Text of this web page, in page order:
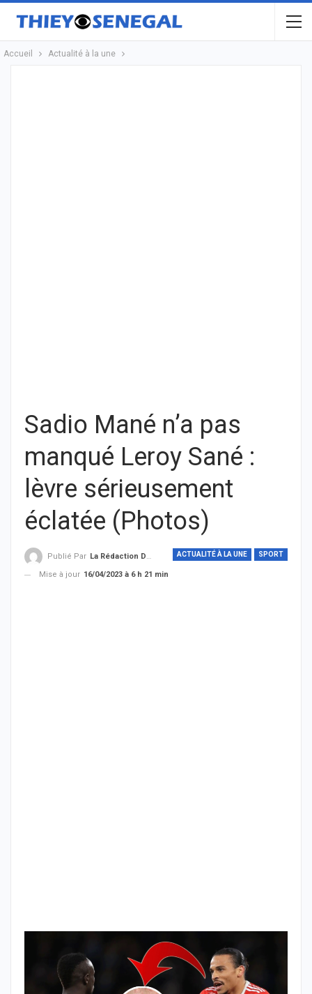
Accueil Actualité à la une
Sadio Mané n’a pas
manqué Leroy Sané :
lèvre sérieusement
éclatée (Photos)
ACTUALITÉ À LA UNE SPORT
Publié Par La Rédaction De THIEYSENEGAL.com
Mise à jour 16/04/2023 à 6 h 21 min